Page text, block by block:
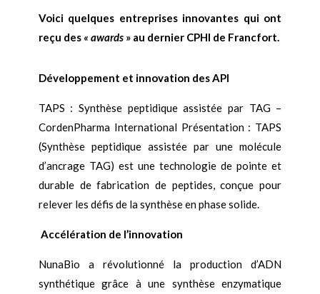
Voici quelques entreprises innovantes qui ont
reçu des « awards» au dernier CPHI de Francfort.
Développement et innovation des API
TAPS : Synthèse peptidique assistée par TAG –
CordenPharma International Présentation : TAPS
(Synthèse peptidique assistée par une molécule
d’ancrage TAG) est une technologie de pointe et
durable de fabrication de peptides, conçue pour
relever les défis de la synthèse en phase solide.
Accélération de l’innovation
NunaBio a révolutionné la production d’ADN
synthétique grâce à une synthèse enzymatique